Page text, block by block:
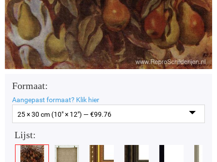
Formaat:
Aangepast formaat? Klik hier
25 × 30 cm (10" × 12") — €99.76
Lijst: